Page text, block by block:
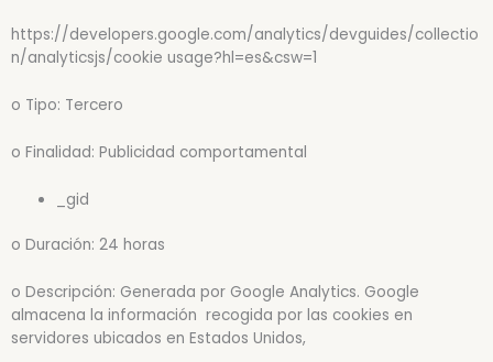
https://developers.google.com/analytics/devguides/collectio
n/analyticsjs/cookie usage?hl=es&csw=1
o Tipo: Tercero
o Finalidad: Publicidad comportamental
_gid
o Duración: 24 horas
o Descripción: Generada por Google Analytics. Google
almacena la información recogida por las cookies en
servidores ubicados en Estados Unidos,